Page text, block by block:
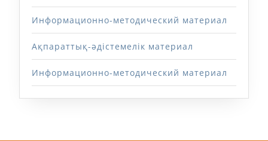
Информационно-методический материал
Ақпараттық-әдістемелік материал
Информационно-методический материал